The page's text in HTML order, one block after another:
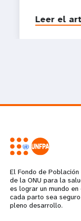
Leer el
El Fondo de
de la ONU para la
es lograr un mundo
cada parto sea
pleno desarrollo.